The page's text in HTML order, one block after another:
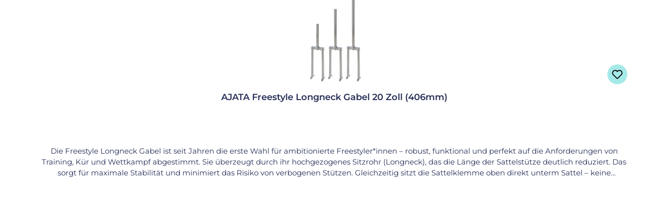
AJATA Freestyle Longneck Gabel 20 Zoll (406mm)
Die Freestyle Longneck Gabel ist seit Jahren die erste Wahl für ambitionierte Freestyler*innen – robust, funktional und perfekt auf die Anforderungen von
Training, Kür und Wettkampf abgestimmt. Sie überzeugt durch ihr hochgezogenes Sitzrohr (Longneck), das die Länge der Sattelstütze deutlich reduziert. Das
sorgt für maximale Stabilität und minimiert das Risiko von verbogenen Stützen. Gleichzeitig sitzt die Sattelklemme oben direkt unterm Sattel – keine